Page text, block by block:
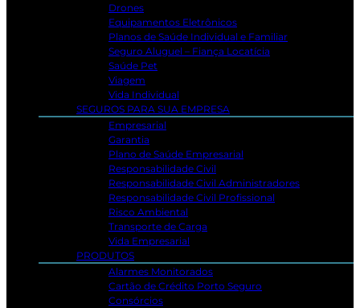
Drones
Equipamentos Eletrônicos
Planos de Saúde Individual e Familiar
Seguro Aluguel – Fiança Locatícia
Saúde Pet
Viagem
Vida Individual
SEGUROS PARA SUA EMPRESA
Empresarial
Garantia
Plano de Saúde Empresarial
Responsabilidade Civil
Responsabilidade Civil Administradores
Responsabilidade Civil Profissional
Risco Ambiental
Transporte de Carga
Vida Empresarial
PRODUTOS
Alarmes Monitorados
Cartão de Crédito Porto Seguro
Consórcios